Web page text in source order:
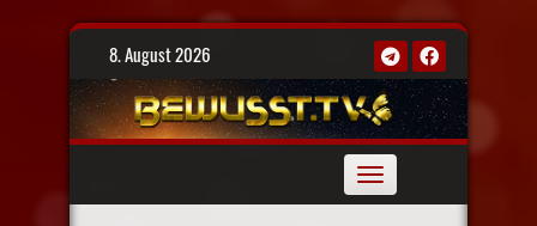
Skip
content
8. August 2026
Toggle
navigation